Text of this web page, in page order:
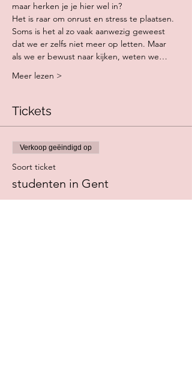
maar herken je je hier wel in?
Het is raar om onrust en stress te plaatsen.
Soms is het al zo vaak aanwezig geweest
dat we er zelfs niet meer op letten. Maar
als we er bewust naar kijken, weten we…
Meer lezen >
Tickets
Verkoop geëindigd op
Soort ticket
studenten in Gent